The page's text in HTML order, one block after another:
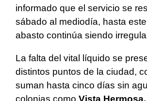
informado que el servicio se
sábado al mediodía, hasta
abasto continúa siendo
La falta del vital líquido se
distintos puntos de la ciudad,
suman hasta cinco días sin
colonias como Vista